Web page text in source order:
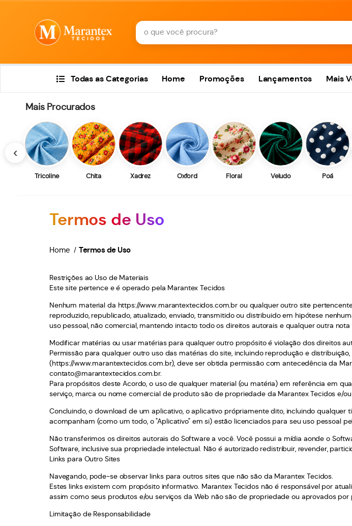
Todas as Categorias Home Promoções Lançamentos Mais
‹
Mais Procurados
Tricoline Chita Xadrez Oxford Floral Veludo Poá
Termos de Uso
Home Termos de Uso
Restrições ao Uso de Materiais
Este site pertence e é operado pela Marantex Tecidos
Nenhum material da https://www.marantextecidos.com.br ou qualquer outro site
reproduzido, republicado, atualizado, enviado, transmitido ou distribuido em hipótese
uso pessoal, não comercial, mantendo intacto todo os direitos autorais e qualquer outra
Modificar matérias ou usar matérias para qualquer outro propósito é violação dos direitos
Permissão para qualquer outro uso das matérias do site, incluindo reprodução e
(https://www.marantextecidos.com.br), deve ser obtida permissão com antecedência da
contato@marantextecidos.com.br.
Para propósitos deste Acordo, o uso de qualquer material (ou matéria) em referência em
serviço, marca ou nome comercial de produto são de propriedade da Marantex Tecidos e/ou
Concluindo, o download de um aplicativo, o aplicativo própriamente dito, incluindo
acompanham (como um todo, o "Aplicativo" em si) estão licenciados para seu uso pessoal
Não transferimos os direitos autorais do Software a você. Você possui a mídia aonde o
Software, inclusive sua propriedade intelectual. Não é autorizado redistribuir, revender,
Links para Outro Sites
Navegando, pode-se observar links para outros sites que não são da Marantex Tecidos.
Estes links existem com propósito informativo. Marantex Tecidos não é responsável por
assim como seus produtos e/ou serviços da Web não são de propriedade ou aprovados por
Limitação de Responsabilidade